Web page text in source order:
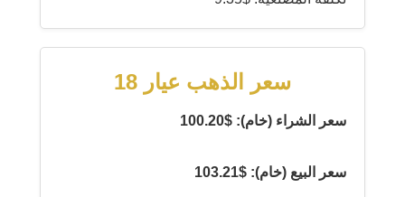
سعر الذهب عيار 18
سعر الشراء (خام): $100.20
سعر البيع (خام): $103.21